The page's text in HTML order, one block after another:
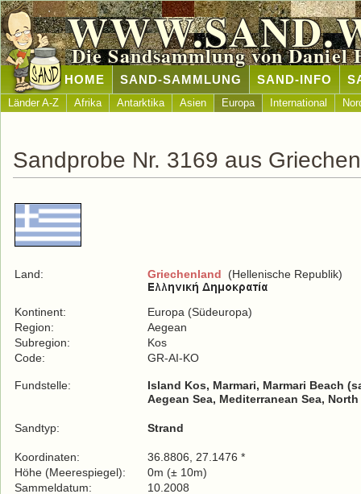
Die Sandsammlung von Daniel
HOME SAND-SAMMLUNG SAND-INFO
Länder A-Z Afrika Antarktika Asien Europa International
Sandprobe Nr. 3169 aus
Land: Griechenland (Hellenische Republik)
Kontinent:
Europa (Südeuropa)
Region:
Aegean
Subregion:
Kos
Code:
GR-AI-KO
Fundstelle:
Island Kos, Marmari, Marmari Beach
Aegean Sea, Mediterranean Sea,
Sandtyp: Strand
Koordinaten:
36.8806, 27.1476 *
Höhe (Meerespiegel):
0m (± 10m)
Sammeldatum:
10.2008